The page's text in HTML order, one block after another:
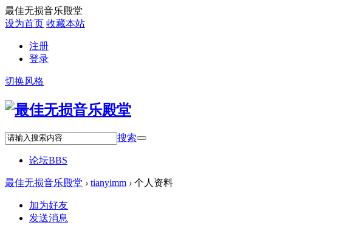
最佳无损音乐殿堂
设为首页 收藏本站
注册
登录
切换风格
搜索
论坛BBS
最佳无损音乐殿堂 › tianyimm › 个人资料
加为好友
发送消息